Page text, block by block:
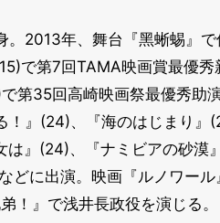
。2013年、舞台『黑蜥蜴』
で第7回TAMA映画賞最優秀
第35回高崎映画祭最優秀助
！』(24)、『海のはじまり』
』(24)、『ナミビアの砂漠
どに出演。映画『ルノワール
！』で浅井長政役を演じる。